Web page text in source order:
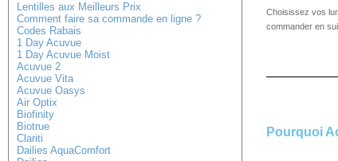
Lentilles aux Meilleurs Prix
Comment faire sa commande en ligne ?
Codes Rabais
1 Day Acuvue
1 Day Acuvue Moist
Acuvue 2
Acuvue Vita
Acuvue Oasys
Air Optix
Biofinity
Biotrue
Clariti
Dailies AquaComfort
Choisissez vos
commander en
Pourquoi